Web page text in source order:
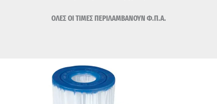
ΟΛΕΣ ΟΙ ΤΙΜΕΣ ΠΕΡΙΛΑΜΒΑΝΟΥΝ Φ.Π.Α.